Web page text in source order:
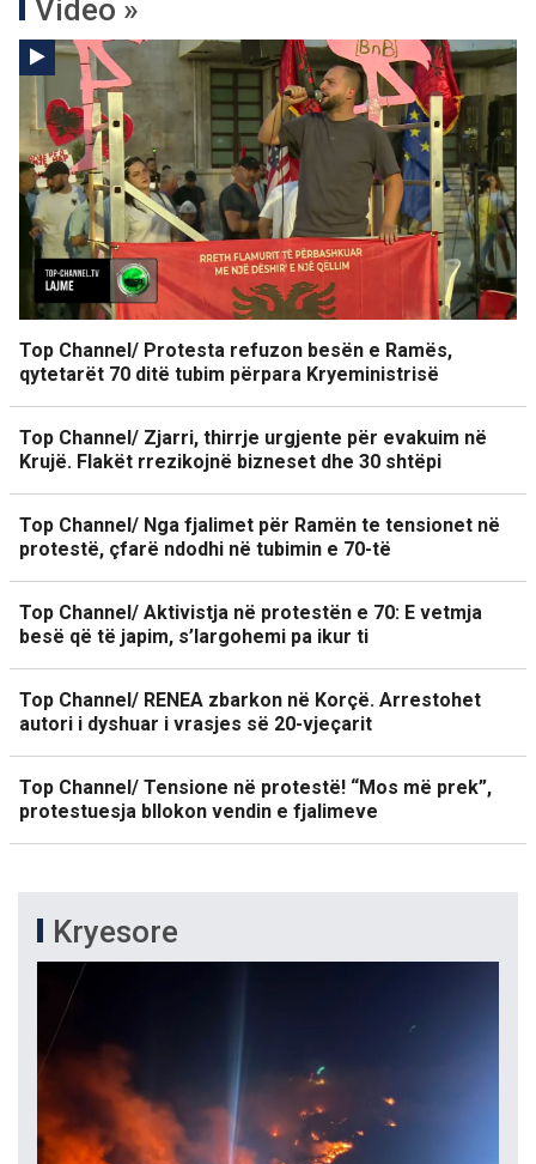
Video »
Top Channel/ Protesta refuzon besën e Ramës,
qytetarët 70 ditë tubim përpara Kryeministrisë
Top Channel/ Zjarri, thirrje urgjente për evakuim në
Krujë. Flakët rrezikojnë bizneset dhe 30 shtëpi
Top Channel/ Nga fjalimet për Ramën te tensionet në
protestë, çfarë ndodhi në tubimin e 70-të
Top Channel/ Aktivistja në protestën e 70: E vetmja
besë që të japim, s’largohemi pa ikur ti
Top Channel/ RENEA zbarkon në Korçë. Arrestohet
autori i dyshuar i vrasjes së 20-vjeçarit
Top Channel/ Tensione në protestë! “Mos më prek”,
protestuesja bllokon vendin e fjalimeve
Kryesore